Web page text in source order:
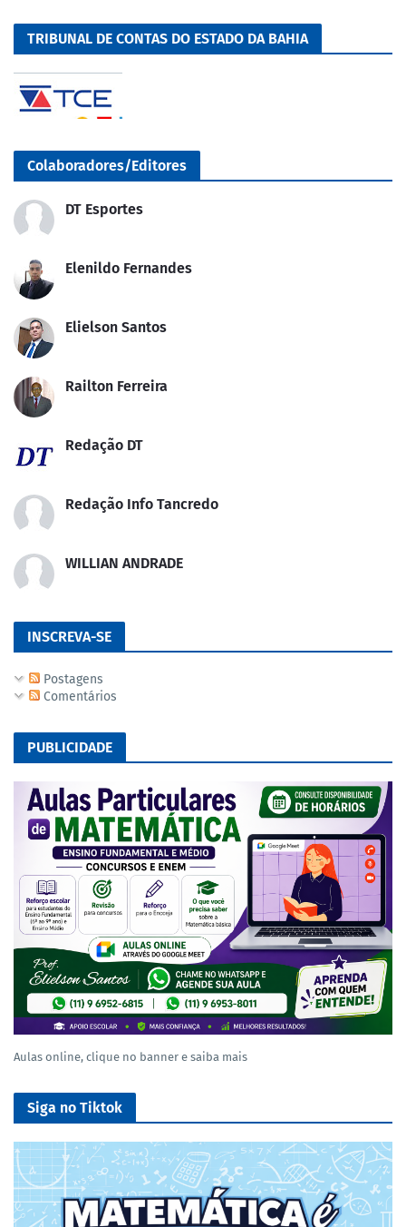
TRIBUNAL DE CONTAS DO ESTADO DA BAHIA
Colaboradores/Editores
DT Esportes
Elenildo Fernandes
Elielson Santos
Railton Ferreira
Redação DT
Redação Info Tancredo
WILLIAN ANDRADE
INSCREVA-SE
Postagens
Comentários
PUBLICIDADE
Aulas online, clique no banner e saiba mais
Siga no Tiktok